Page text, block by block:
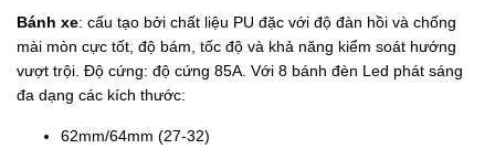
Bánh xe: cấu tạo bởi chất liệu PU đặc với độ đàn hồi và chống
mài mòn cực tốt, độ bám, tốc độ và khả năng kiểm soát hướng
vượt trội. Độ cứng: độ cứng 85A. Với 8 bánh đèn Led phát sáng
đa dạng các kích thước:
62mm/64mm (27-32)